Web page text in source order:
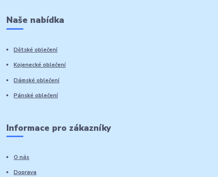
Naše nabídka
Dětské oblečení
Kojenecké oblečení
Dámské oblečení
Pánské oblečení
Informace pro zákazníky
O nás
Doprava